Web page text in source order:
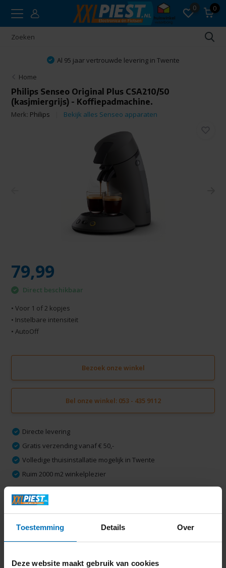
Toestemming Details Over
Deze website maakt gebruik van cookies
0 0
Al 95 jaar vertrouwde levering in Twente
Home
Philips Senseo Original Plus CSA210/50
(kasjmiergrijs) - Koffiepadmachine.
Merk: Philips Bekijk alles Senseo apparaten
79,99
Direct beschikbaar
• Voor 1 of 2 kopjes
• Instelbare intensiteit
• AutoOff
Bezoek onze winkel
Bel onze winkel: 053 - 435 9112
Directe levering
Gratis verzending vanaf € 50,-
Volledige thuisinstallatie mogelijk in Twente
Ruim 2000 m2 winkelplezier
Productomschrijving
Specificaties